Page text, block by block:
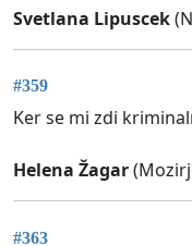
Svetlana Lipuscek
#359
Ker se mi zdi
Helena Žagar
#363